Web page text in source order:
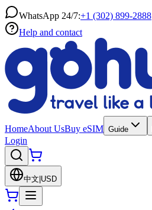
WhatsApp 24/7:+1 (302) 899-2888
Help and contact
HomeAbout UsBuy eSIM Guide
Login
中文 USD